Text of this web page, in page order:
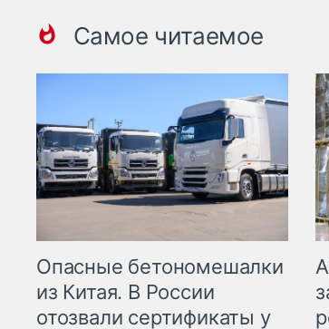
Самое читаемое
Опасные бетономешалки
из Китая. В России
отозвали сертификаты у